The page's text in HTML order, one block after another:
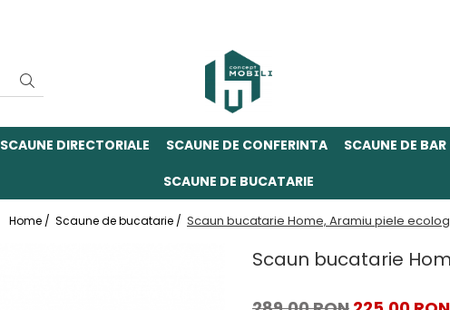
SCAUNE DIRECTORIALE SCAUNE DE CONFERINTA SCAUNE DE BAR
SCAUNE DE BUCATARIE
Home / Scaune de bucatarie / Scaun bucatarie Home, Aramiu piele
Scaun bucatarie